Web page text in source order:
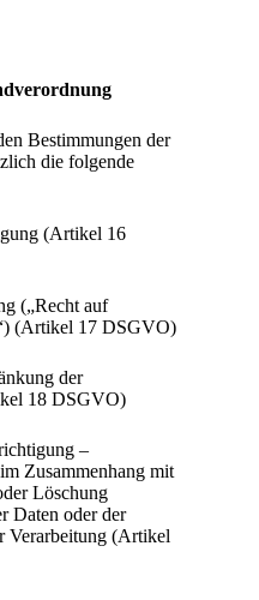
Bestimmungen der
die folgende
(Artikel 16
(„Recht auf
(Artikel 17 DSGVO)
der
18 DSGVO)
–
Zusammenhang mit
Löschung
Daten oder der
Verarbeitung (Artikel